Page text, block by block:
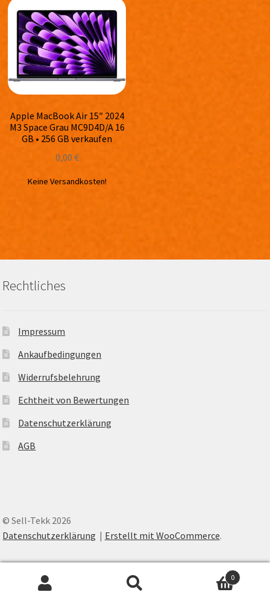
Apple MacBook Air 15″ 2024
M3 Space Grau MC9D4D/A 16
GB • 256 GB verkaufen
0,00 €
Keine Versandkosten!
Rechtliches
Impressum
Ankaufbedingungen
Widerrufsbelehrung
Echtheit von Bewertungen
Datenschutzerklärung
AGB
© Sell-Tekk 2026
Datenschutzerklärung
Erstellt mit WooCommerce.
0